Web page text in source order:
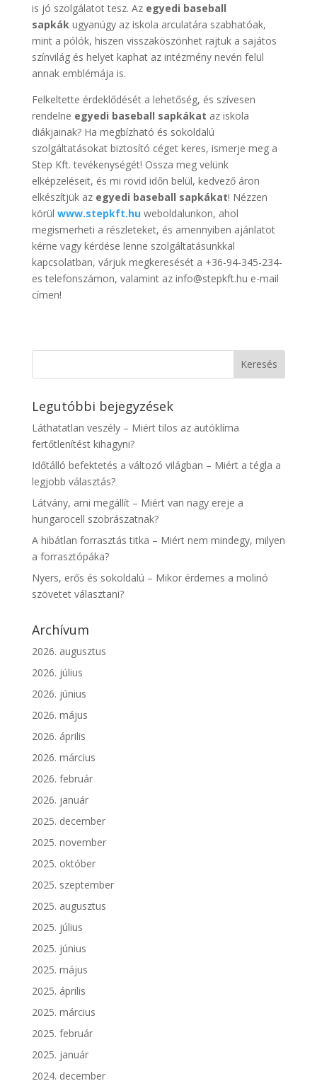
is jó szolgálatot tesz. Az egyedi baseball
sapkák ugyanúgy az iskola arculatára szabhatóak,
mint a pólók, hiszen visszaköszönhet rajtuk a sajátos
színvilág és helyet kaphat az intézmény nevén felül
annak emblémája is.
Felkeltette érdeklődését a lehetőség, és szívesen
rendelne egyedi baseball sapkákat az iskola
diákjainak? Ha megbízható és sokoldalú
szolgáltatásokat biztosító céget keres, ismerje meg a
Step Kft. tevékenységét! Ossza meg velünk
elképzeléseit, és mi rövid időn belül, kedvező áron
elkészítjük az egyedi baseball sapkákat! Nézzen
körül www.stepkft.huweboldalunkon, ahol
megismerheti a részleteket, és amennyiben ajánlatot
kérne vagy kérdése lenne szolgáltatásunkkal
kapcsolatban, várjuk megkeresését a +36-94-345-234-
es telefonszámon, valamint az info@stepkft.hu e-mail
címen!
Legutóbbi bejegyzések
Láthatatlan veszély – Miért tilos az autóklíma
fertőtlenítést kihagyni?
Időtálló befektetés a változó világban – Miért a tégla a
legjobb választás?
Látvány, ami megállít – Miért van nagy ereje a
hungarocell szobrászatnak?
A hibátlan forrasztás titka – Miért nem mindegy, milyen
a forrasztópáka?
Nyers, erős és sokoldalú – Mikor érdemes a molinó
szövetet választani?
Archívum
2026. augusztus
2026. július
2026. június
2026. május
2026. április
2026. március
2026. február
2026. január
2025. december
2025. november
2025. október
2025. szeptember
2025. augusztus
2025. július
2025. június
2025. május
2025. április
2025. március
2025. február
2025. január
2024. december